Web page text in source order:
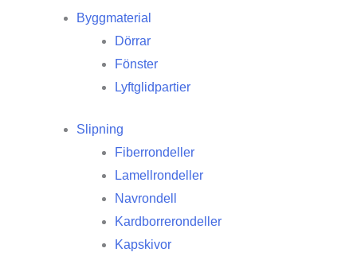
Byggmaterial
Dörrar
Fönster
Lyftglidpartier
Slipning
Fiberrondeller
Lamellrondeller
Navrondell
Kardborrerondeller
Kapskivor